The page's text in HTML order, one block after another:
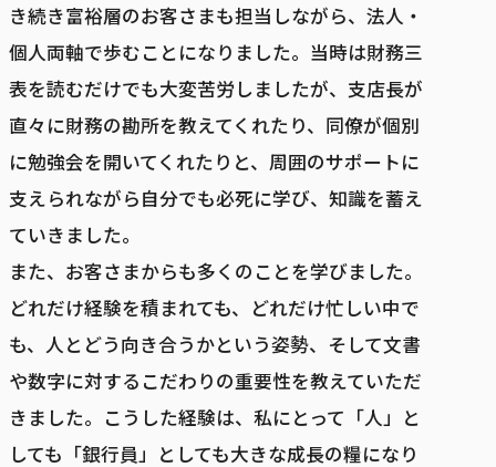
き続き富裕層のお客さまも担当しながら、法人・
個人両軸で歩むことになりました。当時は財務三
表を読むだけでも大変苦労しましたが、支店長が
直々に財務の勘所を教えてくれたり、同僚が個別
に勉強会を開いてくれたりと、周囲のサポートに
支えられながら自分でも必死に学び、知識を蓄え
ていきました。
また、お客さまからも多くのことを学びました。
どれだけ経験を積まれても、どれだけ忙しい中で
も、人とどう向き合うかという姿勢、そして文書
や数字に対するこだわりの重要性を教えていただ
きました。こうした経験は、私にとって「人」と
しても「銀行員」としても大きな成長の糧になり